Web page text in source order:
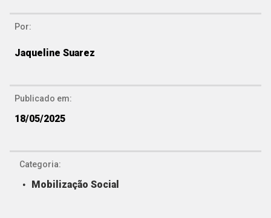
Por:
Jaqueline Suarez
Publicado em:
18/05/2025
Categoria:
Mobilização Social